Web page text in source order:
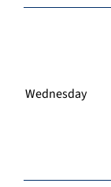
Wednesday